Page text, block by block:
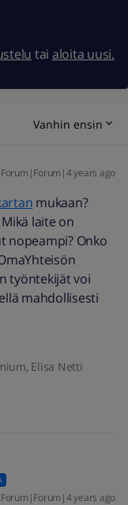
tai aloita uusi.
Vanhin ensin
Forum|Forum|4 years ago
mukaan?
laite on
nopeampi? Onko
työntekijät voi
mahdollisesti
Elisa Netti
Forum|Forum|4 years ago